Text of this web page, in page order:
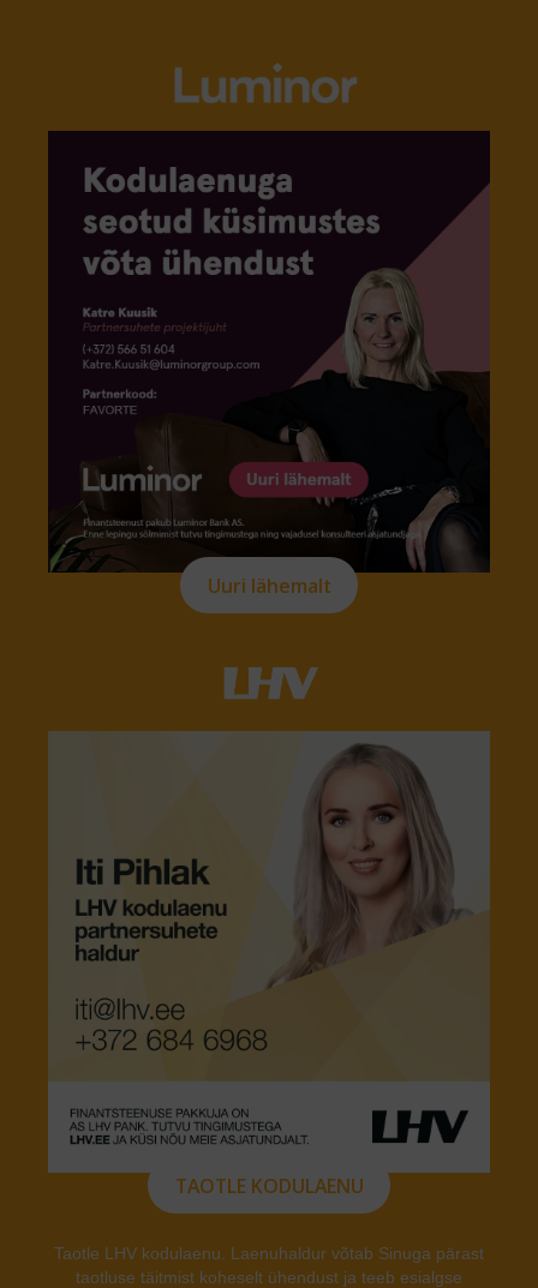
Uuri lähemalt
TAOTLE KODULAENU
Taotle LHV kodulaenu. Laenuhaldur võtab Sinuga pärast
taotluse täitmist koheselt ühendust ja teeb esialgse